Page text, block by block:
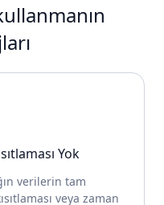
Yok
verilerin tam
veya zaman